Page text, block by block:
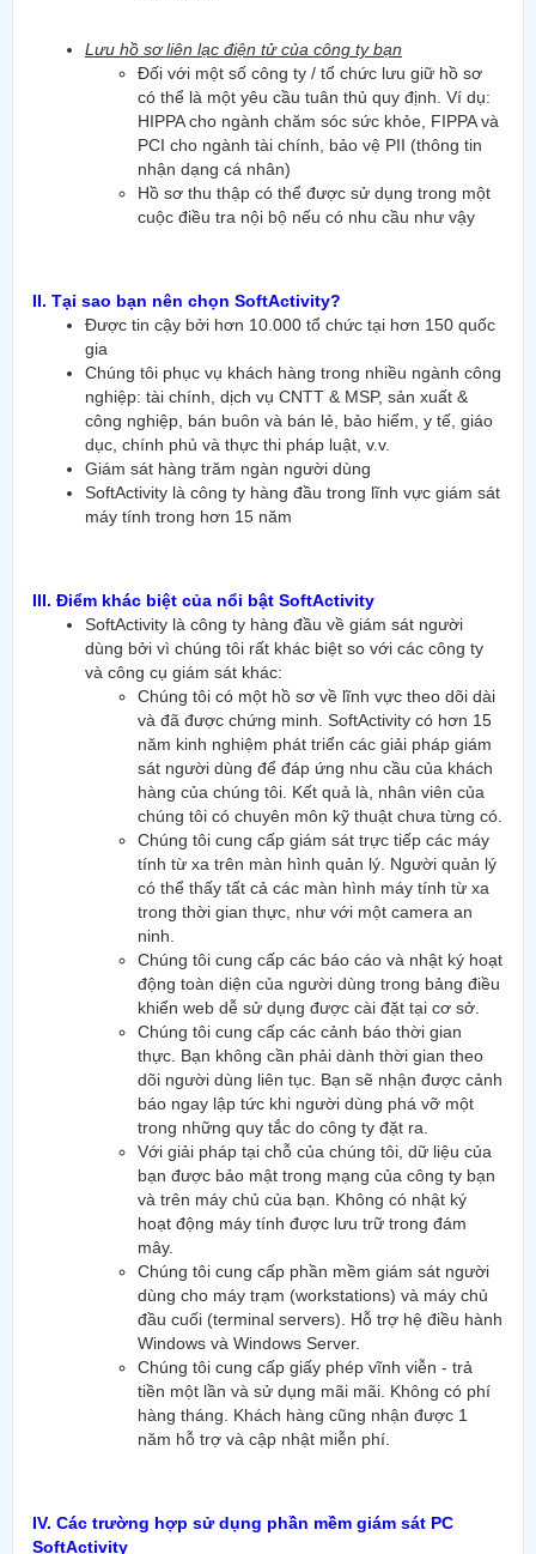
Lưu hồ sơ liên lạc điện tử của công ty bạn
Đối với một số công ty / tổ chức lưu giữ hồ sơ
có thể là một yêu cầu tuân thủ quy định. Ví dụ:
HIPPA cho ngành chăm sóc sức khỏe, FIPPA và
PCI cho ngành tài chính, bảo vệ PII (thông tin
nhận dạng cá nhân)
Hồ sơ thu thập có thể được sử dụng trong một
cuộc điều tra nội bộ nếu có nhu cầu như vậy
II. Tại sao bạn nên chọn SoftActivity?
Được tin cậy bởi hơn 10.000 tổ chức tại hơn 150 quốc
gia
Chúng tôi phục vụ khách hàng trong nhiều ngành công
nghiệp: tài chính, dịch vụ CNTT & MSP, sản xuất &
công nghiệp, bán buôn và bán lẻ, bảo hiểm, y tế, giáo
dục, chính phủ và thực thi pháp luật, v.v.
Giám sát hàng trăm ngàn người dùng
SoftActivity là công ty hàng đầu trong lĩnh vực giám sát
máy tính trong hơn 15 năm
III. Điểm khác biệt của nổi bật SoftActivity
SoftActivity là công ty hàng đầu về giám sát người
dùng bởi vì chúng tôi rất khác biệt so với các công ty
và công cụ giám sát khác:
Chúng tôi có một hồ sơ về lĩnh vực theo dõi dài
và đã được chứng minh. SoftActivity có hơn 15
năm kinh nghiệm phát triển các giải pháp giám
sát người dùng để đáp ứng nhu cầu của khách
hàng của chúng tôi. Kết quả là, nhân viên của
chúng tôi có chuyên môn kỹ thuật chưa từng có.
Chúng tôi cung cấp giám sát trực tiếp các máy
tính từ xa trên màn hình quản lý. Người quản lý
có thể thấy tất cả các màn hình máy tính từ xa
trong thời gian thực, như với một camera an
ninh.
Chúng tôi cung cấp các báo cáo và nhật ký hoạt
động toàn diện của người dùng trong bảng điều
khiển web dễ sử dụng được cài đặt tại cơ sở.
Chúng tôi cung cấp các cảnh báo thời gian
thực. Bạn không cần phải dành thời gian theo
dõi người dùng liên tục. Bạn sẽ nhận được cảnh
báo ngay lập tức khi người dùng phá vỡ một
trong những quy tắc do công ty đặt ra.
Với giải pháp tại chỗ của chúng tôi, dữ liệu của
bạn được bảo mật trong mạng của công ty bạn
và trên máy chủ của bạn. Không có nhật ký
hoạt động máy tính được lưu trữ trong đám
mây.
Chúng tôi cung cấp phần mềm giám sát người
dùng cho máy trạm (workstations) và máy chủ
đầu cuối (terminal servers). Hỗ trợ hệ điều hành
Windows và Windows Server.
Chúng tôi cung cấp giấy phép vĩnh viễn - trả
tiền một lần và sử dụng mãi mãi. Không có phí
hàng tháng. Khách hàng cũng nhận được 1
năm hỗ trợ và cập nhật miễn phí.
IV. Các trường hợp sử dụng phần mềm giám sát PC
SoftActivity